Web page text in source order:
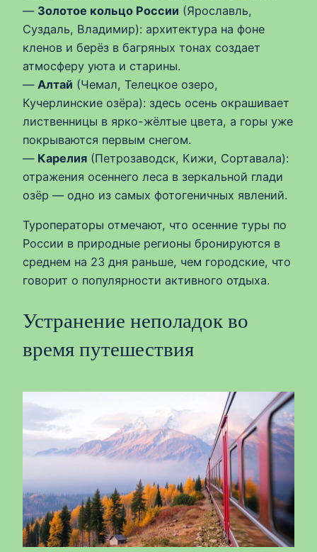
— Золотое кольцо России (Ярославль,
Суздаль, Владимир): архитектура на фоне
кленов и берёз в багряных тонах создает
атмосферу уюта и старины.
— Алтай (Чемал, Телецкое озеро,
Кучерлинские озёра): здесь осень окрашивает
лиственницы в ярко-жёлтые цвета, а горы уже
покрываются первым снегом.
— Карелия (Петрозаводск, Кижи, Сортавала):
отражения осеннего леса в зеркальной глади
озёр — одно из самых фотогеничных явлений.
Туроператоры отмечают, что осенние туры по
России в природные регионы бронируются в
среднем на 23 дня раньше, чем городские, что
говорит о популярности активного отдыха.
Устранение неполадок во
время путешествия